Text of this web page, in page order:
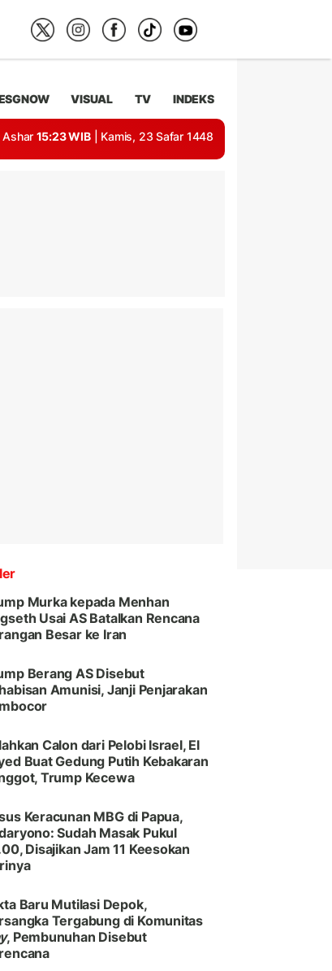
VISUAL TV INDEKS
Ashar 15:23 WIB | Kamis, 23 Safar 1448
Murka kepada Menhan
Usai AS Batalkan Rencana
Besar ke Iran
Berang AS Disebut
Amunisi, Janji Penjarakan
Calon dari Pelobi Israel, El
Buat Gedung Putih Kebakaran
Trump Kecewa
Keracunan MBG di Papua,
Sudah Masak Pukul
Disajikan Jam 11 Keesokan
Baru Mutilasi Depok,
Tergabung di Komunitas
, Pembunuhan Disebut